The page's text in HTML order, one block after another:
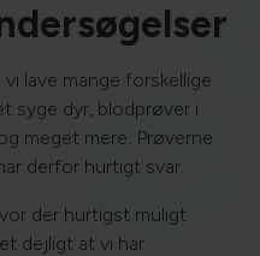
lave mange forskellige
syge dyr, blodprøver i
meget mere. Prøverne
derfor hurtigt svar.
der hurtigst muligt
dejligt at vi har